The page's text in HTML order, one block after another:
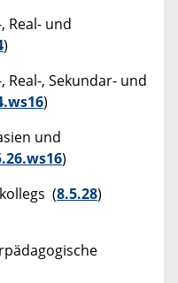
Real- und
)
Real-, Sekundar- und
)
und
)
(8.5.28)